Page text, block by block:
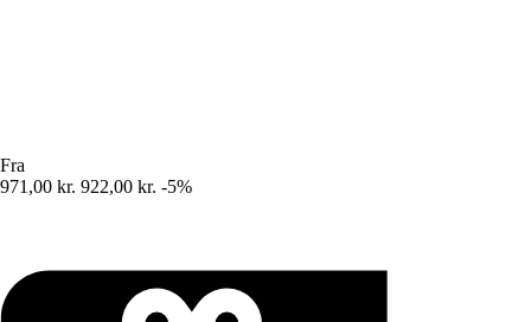
Fra
971,00 kr. 922,00 kr. -5%